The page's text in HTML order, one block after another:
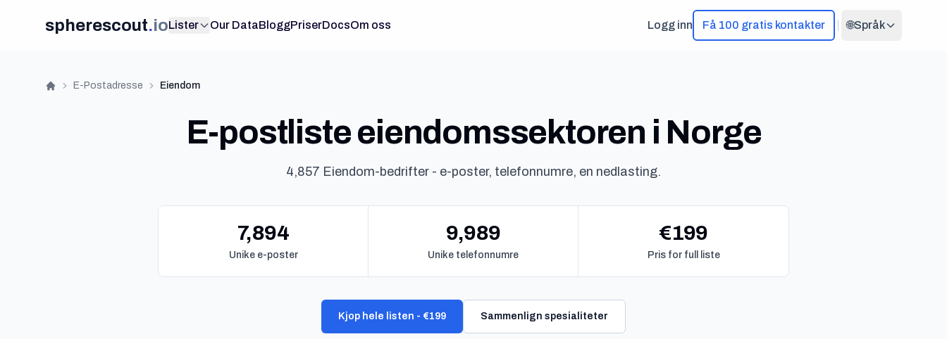
spherescout.ioLister Our DataBloggPriserDocsOm oss Logg inn Få 100 gratis kontakter 🌐Språk
Hjem
E-Postadresse Eiendom
E-postliste eiendomssektoren i Norge
4,857 Eiendom-bedrifter - e-poster, telefonnumre, en nedlasting.
7,894
Unike e-poster
9,989
Unike telefonnumre
€199
Pris for full liste
Kjop hele listen - €199 Sammenlign spesialiteter